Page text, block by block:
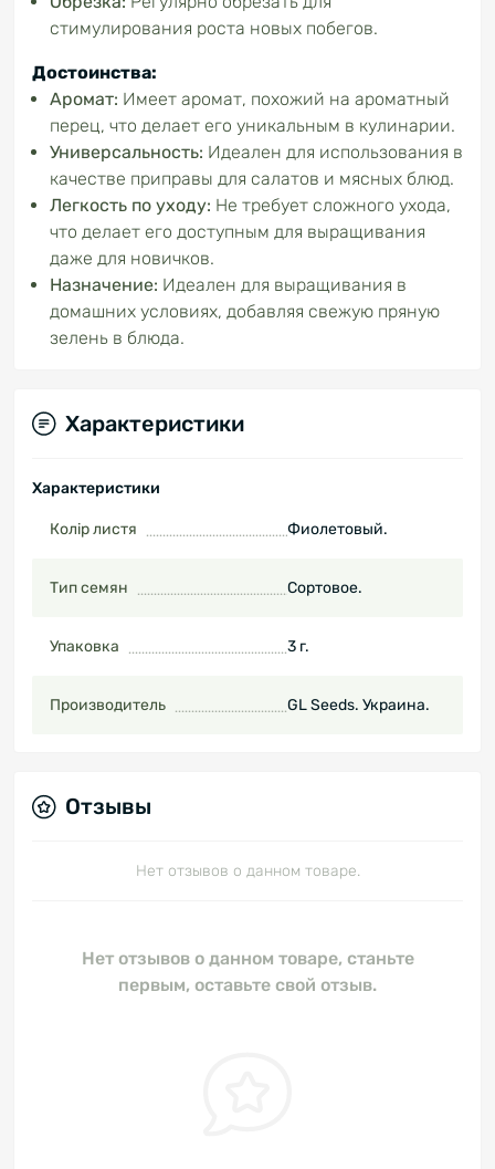
стимулирования роста новых побегов.
Достоинства:
Аромат: Имеет аромат, похожий на ароматный
перец, что делает его уникальным в кулинарии.
Универсальность: Идеален для использования в
качестве приправы для салатов и мясных блюд.
Легкость по уходу: Не требует сложного ухода,
что делает его доступным для выращивания
даже для новичков.
Назначение: Идеален для выращивания в
домашних условиях, добавляя свежую пряную
зелень в блюда.
Характеристики
Характеристики
Колір листя Фиолетовый.
Тип семян Сортовое.
Упаковка 3 г.
Производитель GL Seeds. Украина.
Отзывы
Нет отзывов о данном товаре.
Нет отзывов о данном товаре, станьте
первым, оставьте свой отзыв.